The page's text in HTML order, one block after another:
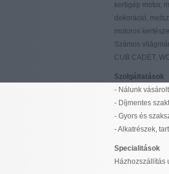
kertigép motor,
dekoráció,
motoros
Számos
CUB CADET,
Szolgáltatások
- Nálunk
- Díjmentes
- Gyors és
- Alkatrészek,
Specialitások
Házhozszállítás